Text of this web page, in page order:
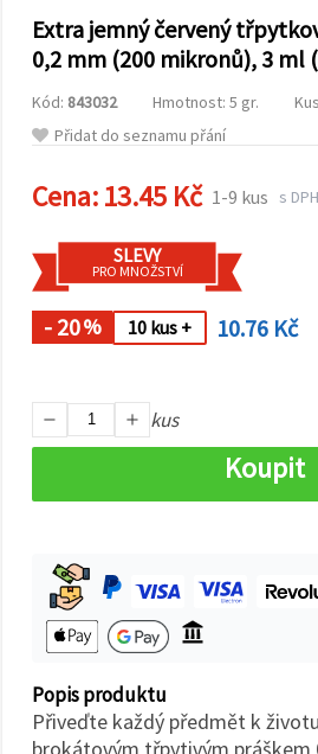
marketing.
Můžete
souhlasit s
všech
cookies
kliknutím
vše!" Nebo
uvést své
preference v
Nastavení
výběrem
daného
"Uložit"
vše
Extra jemný červený
0,2 mm (200 mikronů), 3 ml
Kód: 843032 Hmotnost: 5 gr.
Přidat do seznamu přání
Cena:13.45 Kč 1-9 kus s DPH
SLEVY
PRO MNOŽSTVÍ
- 20% 10 kus + 10.76 Kč
kus
Koupit
Popis produktu
Přiveďte každý předmět k
brokátovým třpytivým práškem